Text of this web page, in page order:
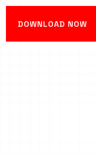
DOWNLOAD NOW